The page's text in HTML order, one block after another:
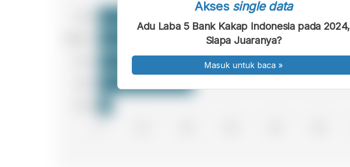
Akses single data
Adu Laba 5 Bank Kakap Indonesia pada 2024,
Siapa Juaranya?
Masuk untuk baca »